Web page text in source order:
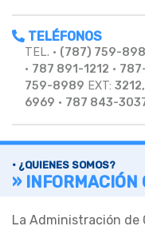
TELÉFONOS
TEL. • (787) 759-
• 787 891-1212 •
759-8989 EXT:
6969 • 787 843-
• ¿QUIENES SOMOS?
» INFORMACIÓN
La Administración de